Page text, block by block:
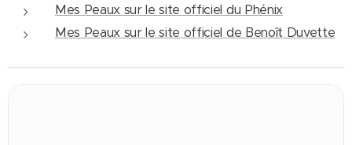
Mes Peaux sur le site officiel du Phénix
Mes Peaux sur le site officiel de Benoît Duvette